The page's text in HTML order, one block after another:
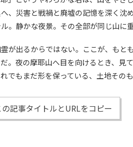
、災害と戦禍と廃墟の記憶を深く沈
。静かな夜景。その全部が同じ山に
が出るからではない。ここが、もと
。夜の摩耶山へ目を向けるとき、見
でもまだ形を保っている、土地その
の記事タイトルとURLをコピー